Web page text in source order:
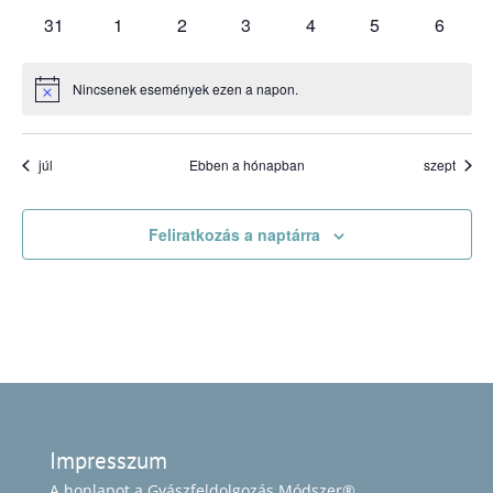
0
31
0
1
0
2
0
3
0
4
0
5
0
6
Notice Nincsenek események ezen a napon.
júl Ebben a hónapban szept
Feliratkozás a naptárra
Impresszum